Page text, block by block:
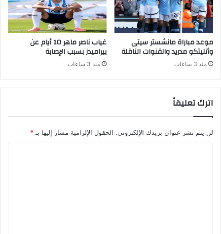
موعد مباراة مانشستر سيتى
وأتليتكو مدريد والقنوات الناقلة
منذ 3 ساعات
غياب ناصر ماهر 10 أيام عن
بيراميدز بسبب الإصابة
منذ 3 ساعات
اترك تعليقاً
لن يتم نشر عنوان بريدك الإلكتروني. الحقول الإلزامية مشار إليها بـ *